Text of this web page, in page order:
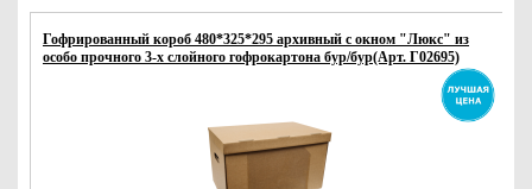
Гофрированный короб 480*325*295 архивный с окном "Люкс" из
особо прочного 3-х слойного гофрокартона бур/бур(Арт. Г02695)